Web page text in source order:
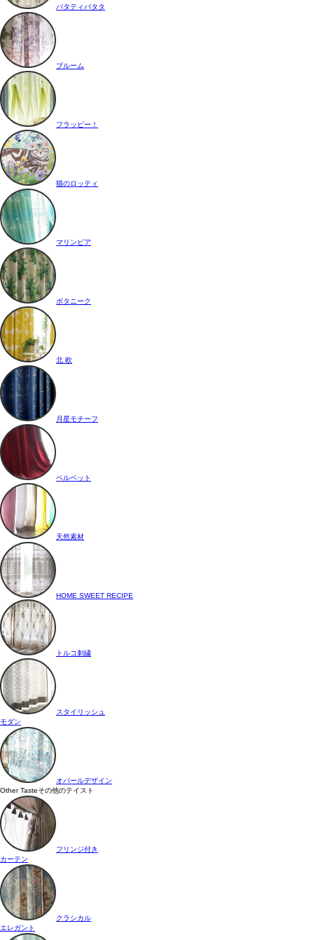
パタティパタタ
ブルーム
フラッピー！
猫のロッティ
マリンピア
ボタニーク
北 欧
月星モチーフ
ベルベット
天然素材
HOME SWEET RECIPE
トルコ刺繍
スタイリッシュ
モダン
オパールデザイン
Other Tasteその他のテイスト
フリンジ付き
カーテン
クラシカル
エレガント